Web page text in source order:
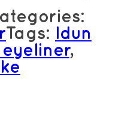
Tags:
Idun
,